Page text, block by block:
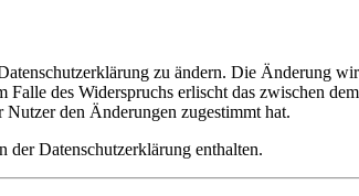
zu ändern. Die Änderung
des Widerspruchs erlischt das zwischen
den Änderungen zugestimmt hat.
Datenschutzerklärung enthalten.